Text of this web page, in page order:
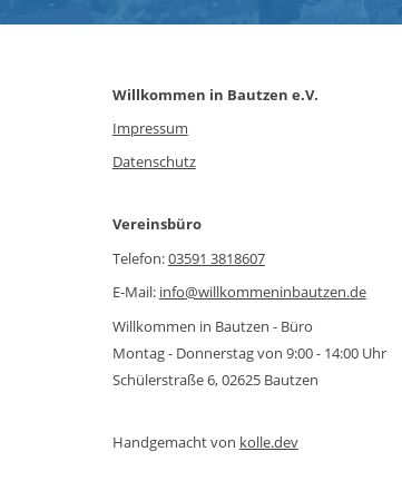
Willkommen in Bautzen e.V.
Impressum
Datenschutz
Vereinsbüro
Telefon:03591 3818607
E-Mail: info@willkommeninbautzen.de
Willkommen in Bautzen - Büro
Montag - Donnerstag von 9:00 - 14:00 Uhr
Schülerstraße 6, 02625 Bautzen
Handgemacht von kolle.dev